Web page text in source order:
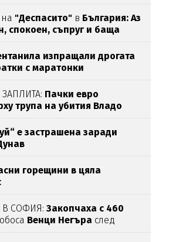
"Деспасито" в България: Аз
спокоен, съпруг и баща
изпращали дрогата
с маратонки
Пачки евро
трупа на убития Владо
е застрашена заради
горещини в цяла
В СОФИЯ:Закопчаха с 460
Венци Негъра след